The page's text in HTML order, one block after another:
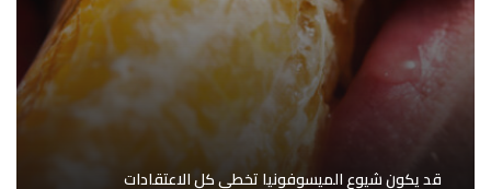
قد يكون شيوع الميسوفونيا تخطى كل الاعتقادات